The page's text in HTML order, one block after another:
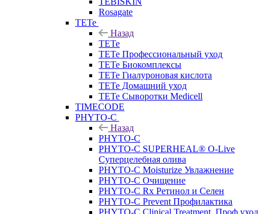
Rosagate
TETe
Назад
TETe
TETe Профессиональный уход
TETe Биокомплексы
TETe Гиалуроновая кислота
TETe Домашний уход
TETe Сыворотки Medicell
TIMECODE
PHYTO-C
Назад
PHYTO-C
PHYTO-C SUPERHEAL® O-Live
Суперцелебная олива
PHYTO-C Moisturize Увлажнение
PHYTO-C Очищение
PHYTO-C Rx Ретинол и Селен
PHYTO-C Prevent Профилактика
PHYTO-C Clinical Treatment. Проф.уход